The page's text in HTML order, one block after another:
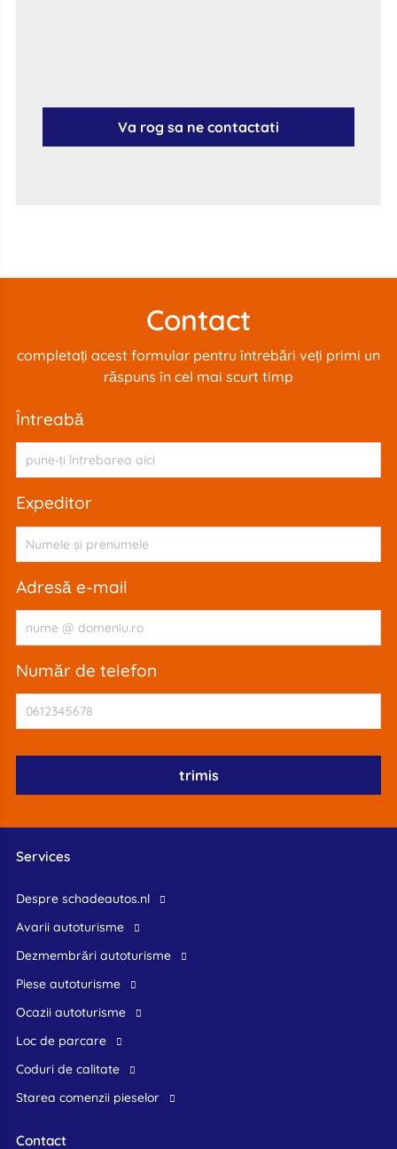
Va rog sa ne contactati
Contact
completați acest formular pentru întrebări veți primi un
răspuns în cel mai scurt timp
întreabă
expeditor
adresă e-mail
număr de telefon
Services
Despre schadeautos.nl
Avarii autoturisme
Dezmembrări autoturisme
Piese autoturisme
Ocazii autoturisme
Loc de parcare
Coduri de calitate
Starea comenzii pieselor
Contact